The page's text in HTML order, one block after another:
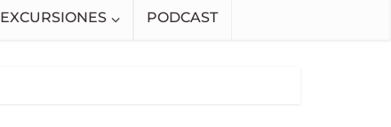
EXCURSIONES PODCAST